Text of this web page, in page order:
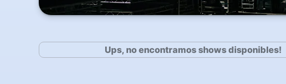
Ups, no encontramos shows disponibles!